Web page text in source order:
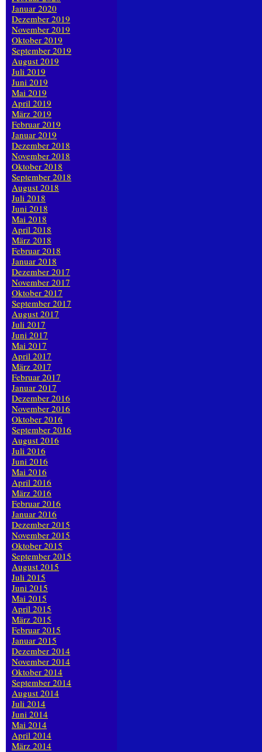
Januar 2020
Dezember 2019
November 2019
Oktober 2019
September 2019
August 2019
Juli 2019
Juni 2019
Mai 2019
April 2019
März 2019
Februar 2019
Januar 2019
Dezember 2018
November 2018
Oktober 2018
September 2018
August 2018
Juli 2018
Juni 2018
Mai 2018
April 2018
März 2018
Februar 2018
Januar 2018
Dezember 2017
November 2017
Oktober 2017
September 2017
August 2017
Juli 2017
Juni 2017
Mai 2017
April 2017
März 2017
Februar 2017
Januar 2017
Dezember 2016
November 2016
Oktober 2016
September 2016
August 2016
Juli 2016
Juni 2016
Mai 2016
April 2016
März 2016
Februar 2016
Januar 2016
Dezember 2015
November 2015
Oktober 2015
September 2015
August 2015
Juli 2015
Juni 2015
Mai 2015
April 2015
März 2015
Februar 2015
Januar 2015
Dezember 2014
November 2014
Oktober 2014
September 2014
August 2014
Juli 2014
Juni 2014
Mai 2014
April 2014
März 2014